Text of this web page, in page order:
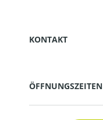
KONTAKT
ÖFFNUNGSZEITEN